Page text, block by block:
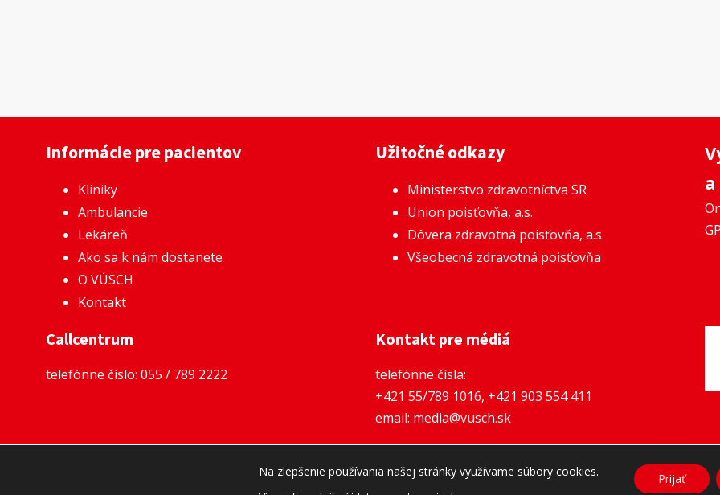
Informácie pre pacientov
Kliniky
Ambulancie
Lekáreň
Ako sa k nám dostanete
O VÚSCH
Kontakt
Užitočné odkazy
Ministerstvo zdravotníctva SR
Union poisťovňa, a.s.
Dôvera zdravotná poisťovňa, a.s.
Všeobecná zdravotná poisťovňa
Callcentrum
telefónne číslo: 055 / 789 2222
Kontakt pre médiá
telefónne čísla:
+421 55/789 1016, +421 903 554 411
email: media@vusch.sk
Zásady ochrany osobných údajov a Cookies
Na zlepšenie používania našej stránky využívame súbory cookies.
Prijať